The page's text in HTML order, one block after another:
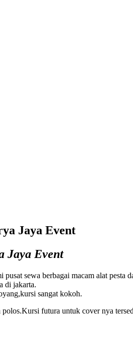
Jaya Event
Jaya Event
sewa berbagai macam alat
di jakarta.
sangat kokoh.
futura untuk cover nya